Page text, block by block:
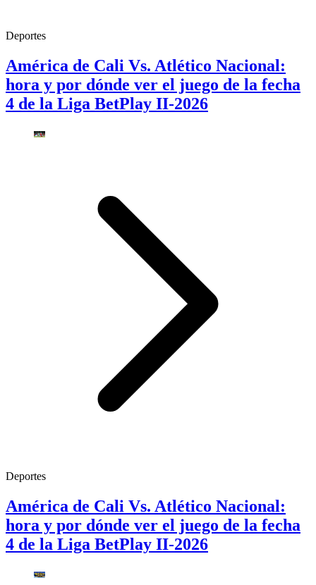
Deportes
América de Cali Vs. Atlético Nacional:
hora y por dónde ver el juego de la fecha
4 de la Liga BetPlay II-2026
Deportes
América de Cali Vs. Atlético Nacional:
hora y por dónde ver el juego de la fecha
4 de la Liga BetPlay II-2026